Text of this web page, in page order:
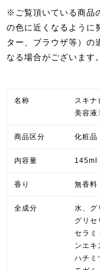
※ご覧頂いている商品
の色に近くなるように
ター、ブラウザ等）の
なる場合がございます
名称
スキ
美容液
商品区分 化粧品
内容量 145ml
香り 無香料
全成分
水、グ
グリセ
セラミ
ンエキ
ハチミ